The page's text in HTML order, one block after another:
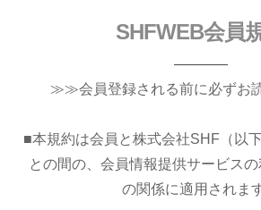
SHFWEB会員
≫≫会員登録される前に必ずお読
■本規約は会員と株式会社SHF（以
との間の、会員情報提供サービス
の関係に適用されます